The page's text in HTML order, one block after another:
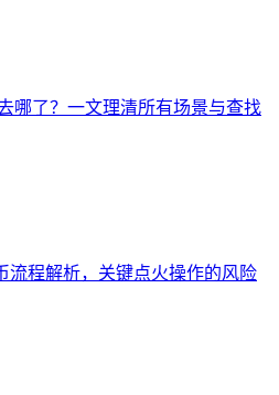
哪了？一文理清所有场景与查找
流程解析，关键点火操作的风险